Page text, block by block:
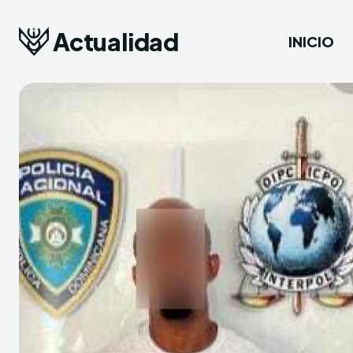
Actualidad INICIO